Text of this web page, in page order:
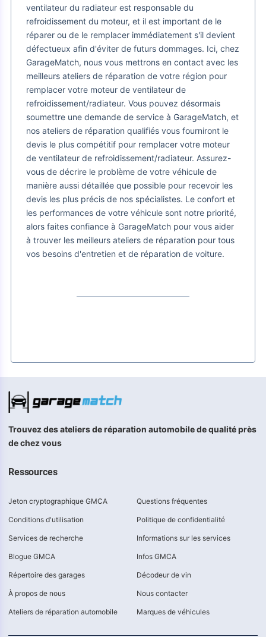
ventilateur du radiateur est responsable du
refroidissement du moteur, et il est important de le
réparer ou de le remplacer immédiatement s'il devient
défectueux afin d'éviter de futurs dommages. Ici, chez
GarageMatch, nous vous mettrons en contact avec les
meilleurs ateliers de réparation de votre région pour
remplacer votre moteur de ventilateur de
refroidissement/radiateur. Vous pouvez désormais
soumettre une demande de service à GarageMatch, et
nos ateliers de réparation qualifiés vous fourniront le
devis le plus compétitif pour remplacer votre moteur
de ventilateur de refroidissement/radiateur. Assurez-
vous de décrire le problème de votre véhicule de
manière aussi détaillée que possible pour recevoir les
devis les plus précis de nos spécialistes. Le confort et
les performances de votre véhicule sont notre priorité,
alors faites confiance à GarageMatch pour vous aider
à trouver les meilleurs ateliers de réparation pour tous
vos besoins d'entretien et de réparation de voiture.
Trouvez des ateliers de réparation automobile de qualité près
de chez vous
Ressources
Jeton cryptographique GMCA Questions fréquentes
Conditions d'utilisation Politique de confidentialité
Services de recherche Informations sur les services
Blogue GMCA Infos GMCA
Répertoire des garages Décodeur de vin
À propos de nous Nous contacter
Ateliers de réparation automobile Marques de véhicules